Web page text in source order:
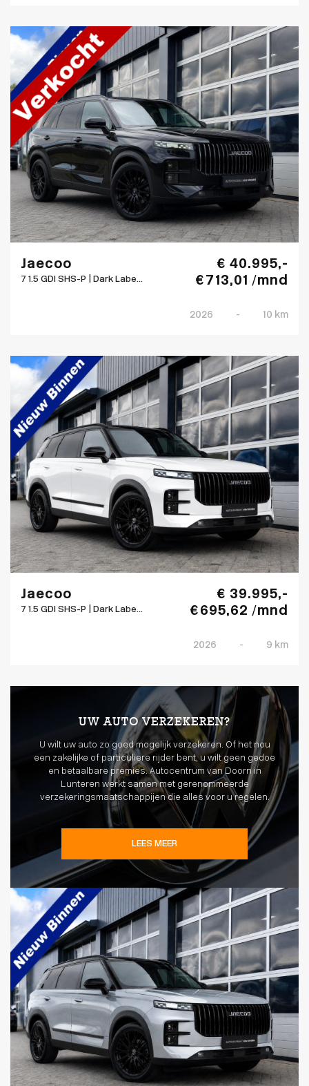
Jaecoo
7 1.5 GDI SHS-P | Dark Labe...
€ 40.995,-
€ 713,01 /mnd
2026 - 10 km
Jaecoo
7 1.5 GDI SHS-P | Dark Labe...
€ 39.995,-
€ 695,62 /mnd
2026 - 9 km
UW AUTO VERZEKEREN?
U wilt uw auto zo goed mogelijk verzekeren. Of het nou
een zakelijke of particuliere rijder bent, u wilt geen gedoe
en betaalbare premies. Autocentrum van Doorn in
Lunteren werkt samen met gerenommeerde
verzekeringsmaatschappijen die alles voor u regelen.
LEES MEER